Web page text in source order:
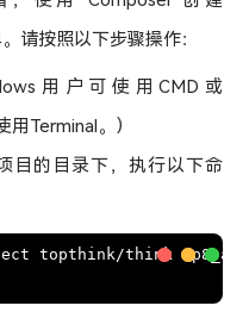
请按照以下步骤操作：
用户可使用CMD或
Terminal。）
目的目录下，执行以下命